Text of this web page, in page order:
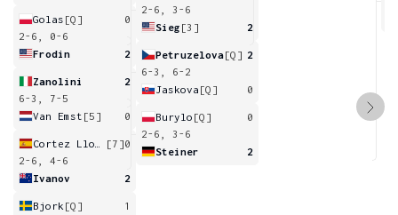
Golas [Q]
0
2-6, 0-6
Frodin
2
Zanolini
2
6-3, 7-5
Van Emst [5] 0
[7]0
2-6, 4-6
Ivanov
2
Bjork [Q]
1
2-6, 3-6
Sieg [3] 2
Petruzelova[Q] 2
6-3, 6-2
Jaskova [Q] 0
Burylo [Q]
0
2-6, 3-6
Steiner
2